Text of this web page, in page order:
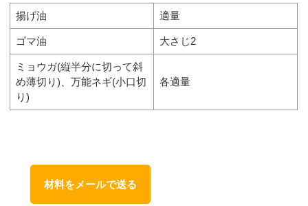
揚げ油 適量
ゴマ油 大さじ2
ミョウガ(縦半分に切って斜
め薄切り)、万能ネギ(小口切
り)
各適量
材料をメールで送る